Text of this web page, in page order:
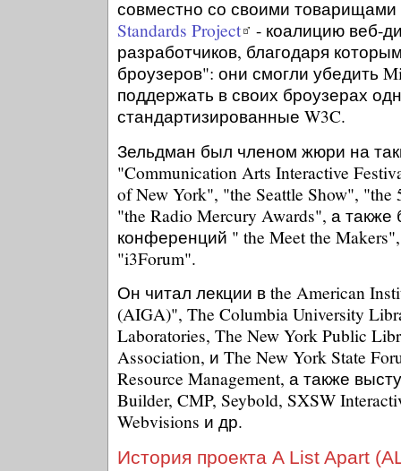
совместно со своими товарищами
Standards Project
- коалицию веб-
разработчиков, благодаря
броузеров": они смогли убедить
поддержать в своих броузерах
стандартизированные W3C.
Зельдман был членом жюри на
"Communication Arts Interactive
of New York", "the Seattle Show",
"the Radio Mercury Awards", а
конференций " the Meet the
"i3Forum".
Он читал лекции в the American
(AIGA)", The Columbia University
Laboratories, The New York Public
Association, и The New York State
Resource Management, а также
Builder, CMP, Seybold, SXSW
Webvisions и др.
История проекта A List Apart